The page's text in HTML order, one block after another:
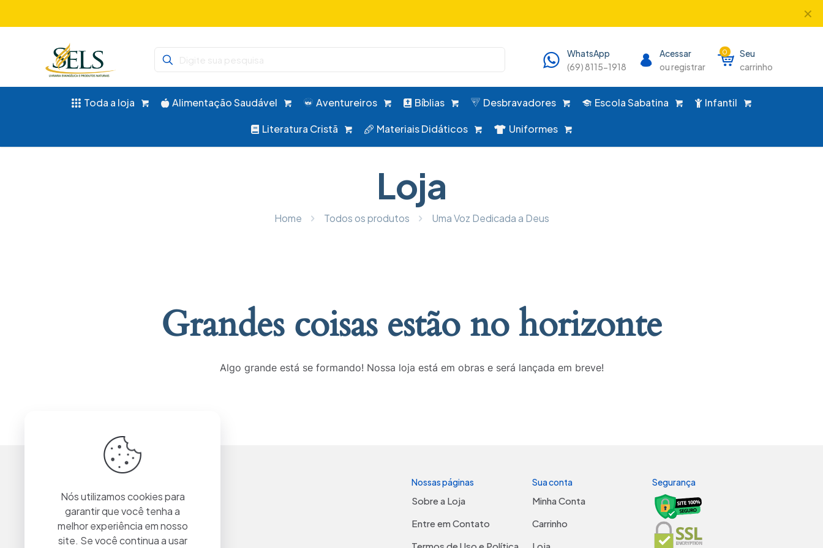
✕
WhatsApp
(69) 8115-1918
Acessar
ou registrar
0
Seu
carrinho
Toda a loja Alimentação Saudável Aventureiros Bíblias Desbravadores Escola Sabatina Infantil
Literatura Cristã Materiais Didáticos Uniformes
Loja
Home Todos os produtos Uma Voz Dedicada a Deus
Grandes coisas estão no horizonte
Algo grande está se formando! Nossa loja está em obras e será lançada em breve!
Nossas páginas
Sobre a Loja
Entre em Contato
Termos de Uso e Política
Sua conta
Minha Conta
Carrinho
Loja
Segurança
Nós utilizamos cookies para
garantir que você tenha a
melhor experiência em nosso
site. Se você continua a usar